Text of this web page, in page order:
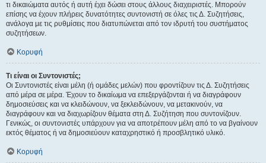
τι δικαιώματα αυτός ή αυτή έχει δώσει στους άλλους διαχειριστές. Μπορούν
επίσης να έχουν πλήρεις δυνατότητες συντονιστή σε όλες τις Δ. Συζητήσεις,
ανάλογα με τις ρυθμίσεις που διατυπώνεται από τον ιδρυτή του συστήματος
συζητήσεων.
Κορυφή
Τι είναι οι Συντονιστές;
Οι Συντονιστές είναι μέλη (ή ομάδες μελών) που φροντίζουν τις Δ. Συζητήσεις
από μέρα σε μέρα. Έχουν το δικαίωμα να επεξεργάζονται ή να διαγράφουν
δημοσιεύσεις και να κλειδώνουν, να ξεκλειδώνουν, να μετακινούν, να
διαγράφουν και να διαχωρίζουν θέματα στη Δ. Συζήτηση που συντονίζουν.
Γενικώς, οι συντονιστές υπάρχουν για να αποτρέπουν μέλη από το να βγαίνουν
εκτός θέματος ή να δημοσιεύουν καταχρηστικό ή προσβλητικό υλικό.
Κορυφή